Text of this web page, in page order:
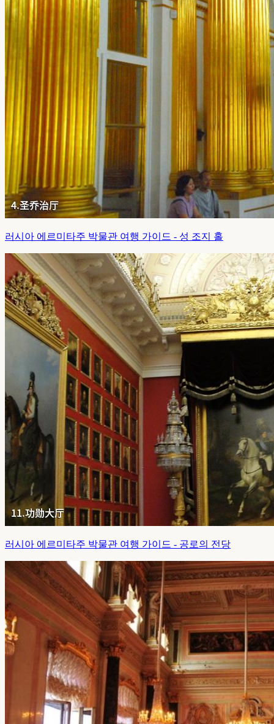
러시아 에르미타주 박물관 여행 가이드 - 성 조지 홀
러시아 에르미타주 박물관 여행 가이드 - 공로의 전당